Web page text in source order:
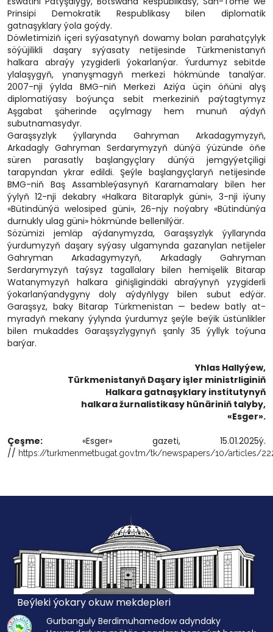
Prinsipi Demokratik Respublikasy bilen diplomatik
gatnaşyklary ýola goýdy.
Döwletimiziň içeri syýasatynyň dowamy bolan parahatçylyk
söýüjilikli daşary syýasaty netijesinde Türkmenistanyň
halkara abraýy yzygiderli ýokarlanýar. Ýurdumyz sebitde
ylalaşygyň, ynanyşmagyň merkezi hökmünde tanalýar.
2007-nji ýylda BMG-niň Merkezi Aziýa üçin öňüni alyş
diplomatiýasy boýunça sebit merkeziniň paýtagtymyz
Aşgabat şäherinde açylmagy hem munuň aýdyň
subutnamasydyr.
Garaşsyzlyk ýyllarynda Gahryman Arkadagymyzyň,
Arkadagly Gahryman Serdarymyzyň dünýä ýüzünde öňe
süren parasatly başlangyçlary dünýä jemgyýetçiligi
tarapyndan ykrar edildi. Şeýle başlangyçlaryň netijesinde
BMG-niň Baş Assambleýasynyň Kararnamalary bilen her
ýylyň 12-nji dekabry «Halkara Bitaraplyk güni», 3-nji iýuny
«Bütindünýä welosiped güni», 26-njy noýabry «Bütindünýa
durnukly ulag güni» hökmünde bellenilýär.
Sözümizi jemläp aýdanymyzda, Garaşsyzlyk ýyllarynda
ýurdumyzyň daşary syýasy ulgamynda gazanylan netijeler
Gahryman Arkadagymyzyň, Arkadagly Gahryman
Serdarymyzyň taýsyz tagallalary bilen hemişelik Bitarap
Watanymyzyň halkara giňişligindäki abraýynyň yzygiderli
ýokarlanýandygyny doly aýdyňlygy bilen subut edýär.
Garaşsyz, baky Bitarap Türkmenistan — bedew batly at-
myradyň mekany ýylynda ýurdumyz şeýle beýik üstünlikler
bilen mukaddes Garaşsyzlygynyň şanly 35 ýyllyk toýuna
barýar.
Yhlas Hallyýew,
Türkmenistanyň Daşary işler ministrliginiň
Halkara gatnaşyklary institutynyň
halkara žurnalistikasy hünäriniň talyby,
«Esger».
Çeşme: «Esger» gazeti, 15.01.2025ý.
// https://turkmenmetbugat.gov.tm/tk/newspapers/10/articles/
Beýleki ýokary okuw mekdepleri
Gurbanguly Berdimuhamedow adyndaky